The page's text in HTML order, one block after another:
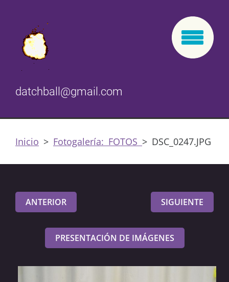
datchball@gmail.com
Inicio > Fotogalería: FOTOS > DSC_0247.JPG
ANTERIOR SIGUIENTE
PRESENTACIÓN DE IMÁGENES